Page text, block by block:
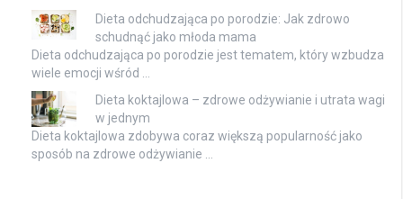
Dieta odchudzająca po porodzie: Jak zdrowo
schudnąć jako młoda mama
Dieta odchudzająca po porodzie jest tematem, który wzbudza
wiele emocji wśród …
Dieta koktajlowa – zdrowe odżywianie i utrata wagi
w jednym
Dieta koktajlowa zdobywa coraz większą popularność jako
sposób na zdrowe odżywianie …